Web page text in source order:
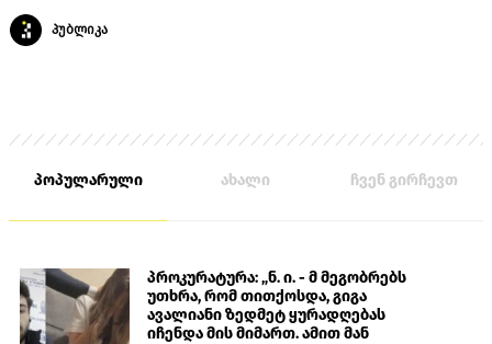
პუბლიკა
პოპულარული ახალი ჩვენ გირჩევთ
პროკურატურა: „ნ. ი. - მ მეგობრებს
უთხრა, რომ თითქოსდა, გიგა
ავალიანი ზედმეტ ყურადღებას
იჩენდა მის მიმართ. ამით მან